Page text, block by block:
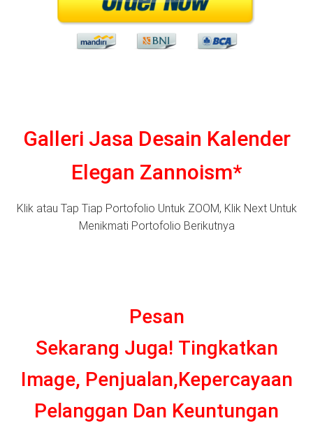
Galleri Jasa Desain Kalender
Elegan Zannoism*
Klik atau Tap Tiap Portofolio Untuk ZOOM, Klik Next Untuk
Menikmati Portofolio Berikutnya
Pesan
Sekarang Juga! Tingkatkan
Image, Penjualan,Kepercayaan
Pelanggan Dan Keuntungan